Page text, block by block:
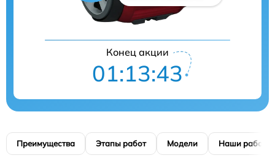
Конец акции
01:13:42
Преимущества Этапы работ Модели Наши работы